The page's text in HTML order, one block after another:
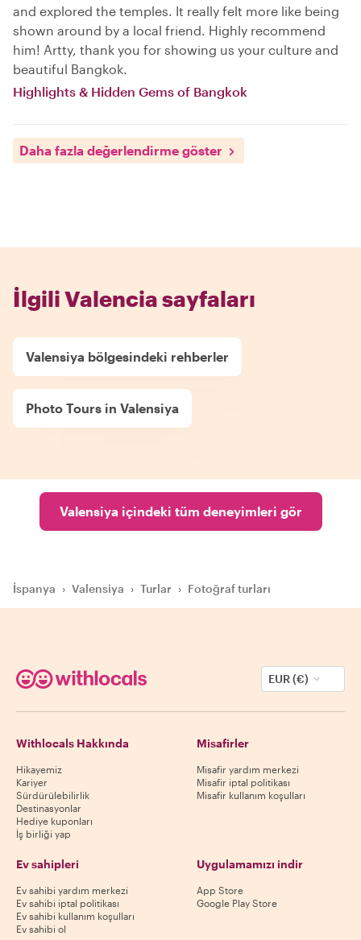
and explored the temples. It really felt more like being
shown around by a local friend. Highly recommend
him! Artty, thank you for showing us your culture and
beautiful Bangkok.
Highlights & Hidden Gems of Bangkok
Daha fazla değerlendirme göster
İlgili Valencia sayfaları
Valensiya bölgesindeki rehberler
Photo Tours in Valensiya
Valensiya içindeki tüm deneyimleri gör
İspanya › Valensiya › Turlar › Fotoğraf turları
EUR (€)
Withlocals Hakkında
Hikayemiz
Kariyer
Sürdürülebilirlik
Destinasyonlar
Hediye kuponları
İş birliği yap
Misafirler
Misafir yardım merkezi
Misafir iptal politikası
Misafir kullanım koşulları
Ev sahipleri
Ev sahibi yardım merkezi
Ev sahibi iptal politikası
Ev sahibi kullanım koşulları
Ev sahibi ol
Uygulamamızı indir
App Store
Google Play Store